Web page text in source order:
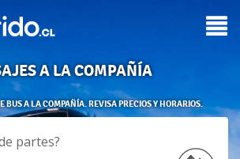
A LA COMPAÑÍA
BUS A LA COMPAÑÍA. REVISA PRECIOS Y HORARIOS.
partes?